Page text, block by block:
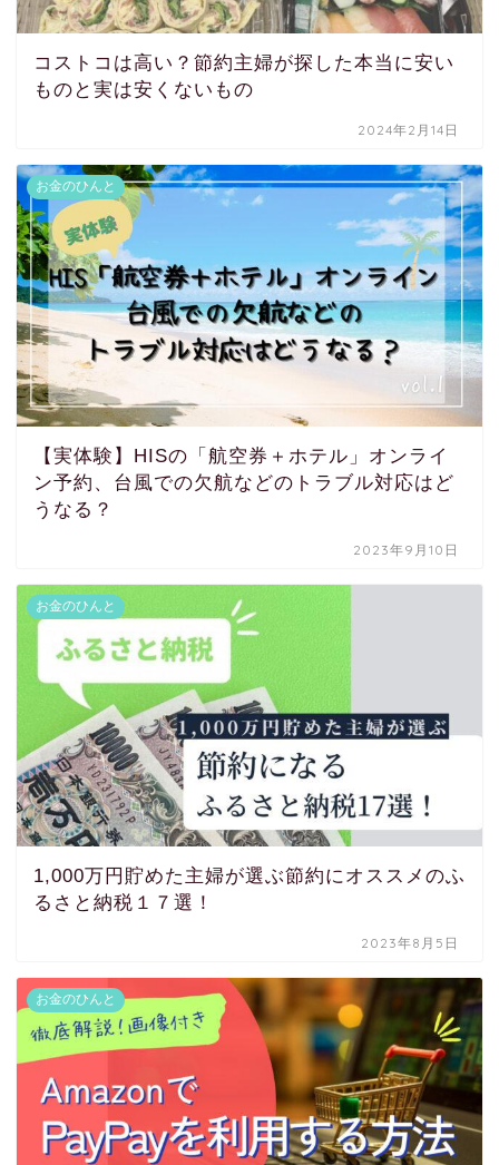
コストコは高い？節約主婦が探した本当に安い
ものと実は安くないもの
2024年2月14日
お金のひんと
【実体験】HISの「航空券＋ホテル」オンライ
ン予約、台風での欠航などのトラブル対応はど
うなる？
2023年9月10日
お金のひんと
1,000万円貯めた主婦が選ぶ節約にオススメのふ
るさと納税１７選！
2023年8月5日
お金のひんと